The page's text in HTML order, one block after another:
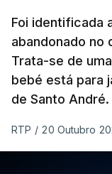
Foi identificada
abandonado no
Trata-se de
bebé está para
de Santo André.
RTP / 20 Outubro